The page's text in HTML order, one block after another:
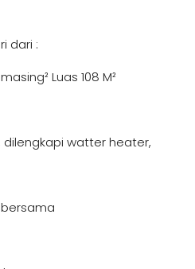
dari :
Luas 108 M²
dilengkapi watter heater,
bersama